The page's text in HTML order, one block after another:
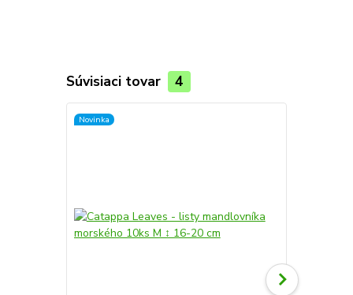
Súvisiaci tovar 4
Novinka